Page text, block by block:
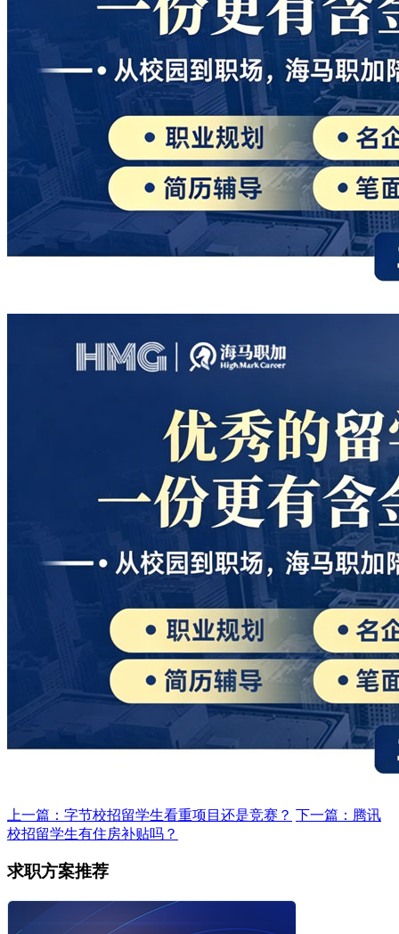
上一篇：字节校招留学生看重项目还是竞赛？ 下一篇：腾讯
校招留学生有住房补贴吗？
求职方案推荐